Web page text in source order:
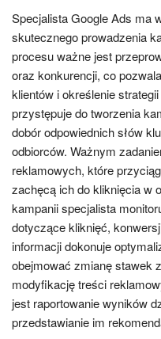
Specjalista Google Ads ma
skutecznego prowadzenia
procesu ważne jest
oraz konkurencji, co
klientów i określenie
przystępuje do tworzenia
dobór odpowiednich słów
odbiorców. Ważnym
reklamowych, które
zachęcą ich do kliknięcia w
kampanii specjalista
dotyczące kliknięć,
informacji dokonuje
obejmować zmianę stawek
modyfikację treści
jest raportowanie wyników
przedstawianie im